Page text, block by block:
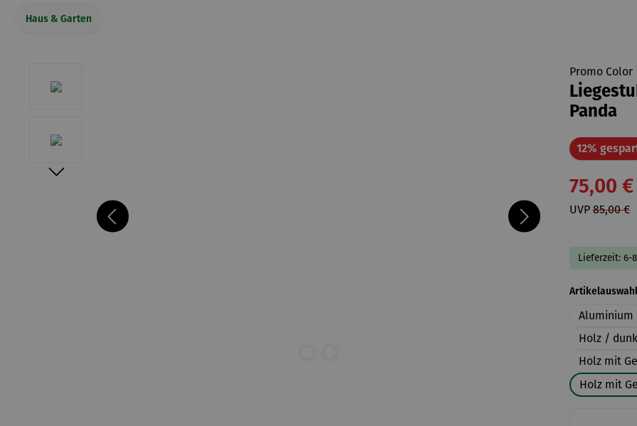
Haus & Garten
Promo Color
Panda
12%
75,00 €
UVP85,00 €
Lieferzeit: 6-
Artikelauswahl
Aluminium
Holz /
Holz mit
Holz mit